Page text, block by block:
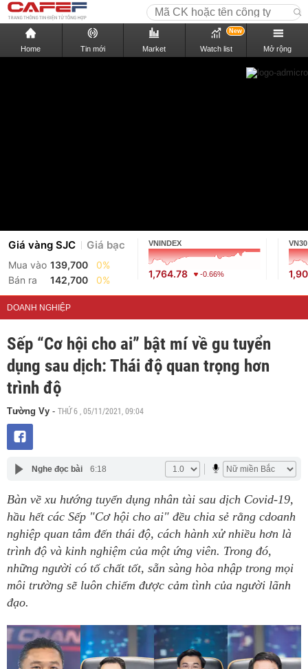
Home Tin mới Market Watch list
New
Mở rộng
Giá vàng SJC Giá bạc
Mua vào 139,700
0%
Bán ra
142,700 0%
VNINDEX
1,764.78 -0.66%
VN30
DOANH NGHIỆP
Sếp “Cơ hội cho ai” bật mí về gu tuyển
dụng sau dịch: Thái độ quan trọng hơn
trình độ
Tường Vy - THỨ 6 , 05/11/2021, 09:04
Nghe đọc bài 6:18
Bàn về xu hướng tuyển dụng nhân tài sau dịch Covid-19,
hầu hết các Sếp "Cơ hội cho ai" đều chia sẻ rằng cdoanh
nghiệp quan tâm đến thái độ, cách hành xử nhiều hơn là
trình độ và kinh nghiệm của một ứng viên. Trong đó,
những người có tố chất tốt, sẵn sàng hòa nhập trong mọi
môi trường sẽ luôn chiếm được cảm tình của người lãnh
đạo.